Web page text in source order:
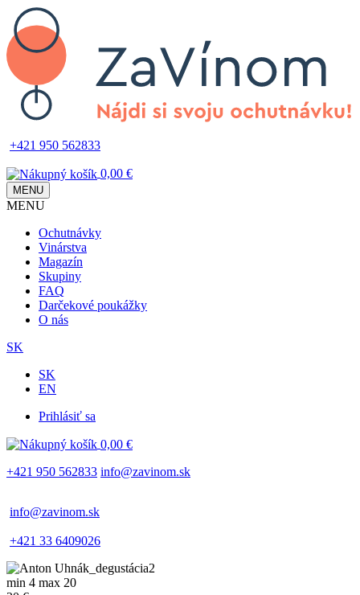
Skip
to
main
content
+421 950 562833
0,00 €
MENU
navigation
MENU
Ochutnávky
Vinárstva
Magazín
Skupiny
FAQ
Darčekové poukážky
O nás
SK
SK
EN
menu
Prihlásiť sa
0,00 €
+421 950 562833 info@zavinom.sk
info@zavinom.sk
+421 33 6409026
min 4 max 20